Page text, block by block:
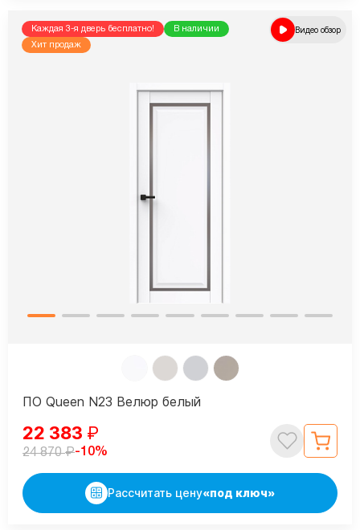
Каждая 3-я дверь бесплатно!
В наличии
Хит продаж
Видео обзор
ПО Queen N23 Велюр белый
22 383 ₽
24 870₽-10%
Рассчитать цену«под ключ»